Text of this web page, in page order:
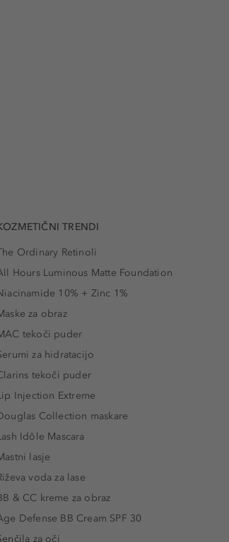
TRENDI
Ordinary Retinoli
Hours Luminous Matte Foundation
10% + Zinc 1%
za obraz
tekoči puder
za hidratacijo
tekoči puder
Injection Extreme
Collection maskare
Idôle Mascara
lasje
voda za lase
& CC kreme za obraz
Defense BB Cream SPF 30
za oči